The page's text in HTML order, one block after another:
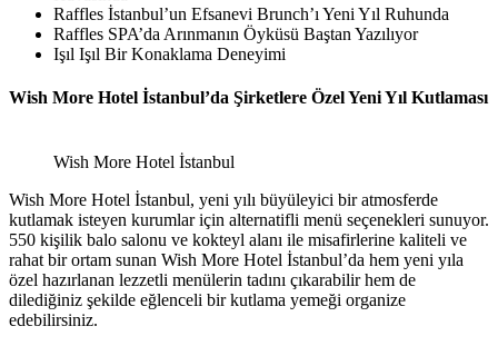
Raffles İstanbul’un Efsanevi Brunch’ı Yeni Yıl Ruhunda
Raffles SPA’da Arınmanın Öyküsü Baştan Yazılıyor
Işıl Işıl Bir Konaklama Deneyimi
Wish More Hotel İstanbul’da Şirketlere Özel Yeni Yıl Kutlaması
Wish More Hotel İstanbul
Wish More Hotel İstanbul, yeni yılı büyüleyici bir atmosferde
kutlamak isteyen kurumlar için alternatifli menü seçenekleri sunuyor.
550 kişilik balo salonu ve kokteyl alanı ile misafirlerine kaliteli ve
rahat bir ortam sunan Wish More Hotel İstanbul’da hem yeni yıla
özel hazırlanan lezzetli menülerin tadını çıkarabilir hem de
dilediğiniz şekilde eğlenceli bir kutlama yemeği organize
edebilirsiniz.